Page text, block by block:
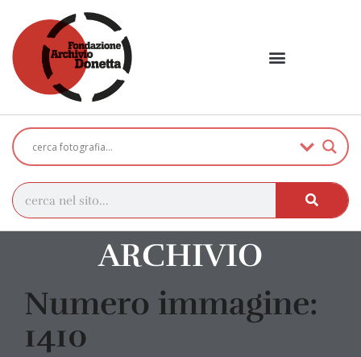
ARCHIVIO
Numero immagine:
1410